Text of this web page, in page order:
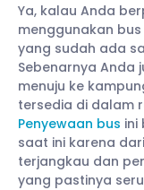
Ya, kalau Anda
menggunakan
yang sudah ada
Sebenarnya Anda
menuju ke
tersedia di dalam
Penyewaan bus ini
saat ini karena
terjangkau dan
yang pastinya